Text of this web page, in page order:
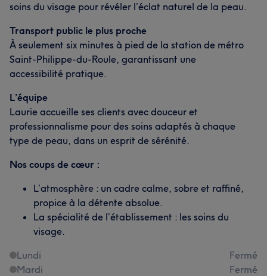
soins du visage pour révéler l’éclat naturel de la peau.
Transport public le plus proche
À seulement six minutes à pied de la station de métro
Saint-Philippe-du-Roule, garantissant une
accessibilité pratique.
L’équipe
Laurie accueille ses clients avec douceur et
professionnalisme pour des soins adaptés à chaque
type de peau, dans un esprit de sérénité.
Nos coups de cœur :
L’atmosphère : un cadre calme, sobre et raffiné,
propice à la détente absolue.
La spécialité de l’établissement : les soins du
visage.
Lundi
Fermé
Mardi
Fermé